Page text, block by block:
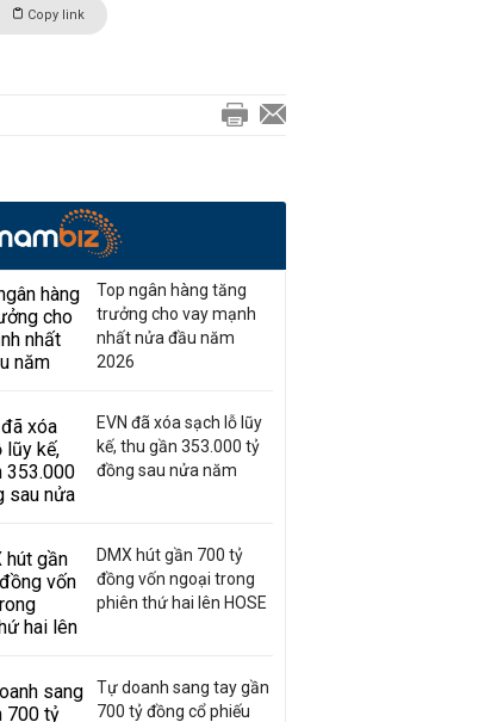
Copy link
Top ngân hàng tăng
trưởng cho vay mạnh
nhất nửa đầu năm
2026
EVN đã xóa sạch lỗ lũy
kế, thu gần 353.000 tỷ
đồng sau nửa năm
DMX hút gần 700 tỷ
đồng vốn ngoại trong
phiên thứ hai lên HOSE
Tự doanh sang tay gần
700 tỷ đồng cổ phiếu